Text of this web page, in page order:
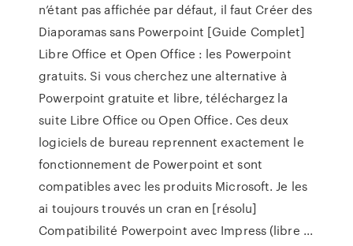
n’étant pas affichée par défaut, il faut Créer des
Diaporamas sans Powerpoint [Guide Complet]
Libre Office et Open Office : les Powerpoint
gratuits. Si vous cherchez une alternative à
Powerpoint gratuite et libre, téléchargez la
suite Libre Office ou Open Office. Ces deux
logiciels de bureau reprennent exactement le
fonctionnement de Powerpoint et sont
compatibles avec les produits Microsoft. Je les
ai toujours trouvés un cran en [résolu]
Compatibilité Powerpoint avec Impress (libre ...